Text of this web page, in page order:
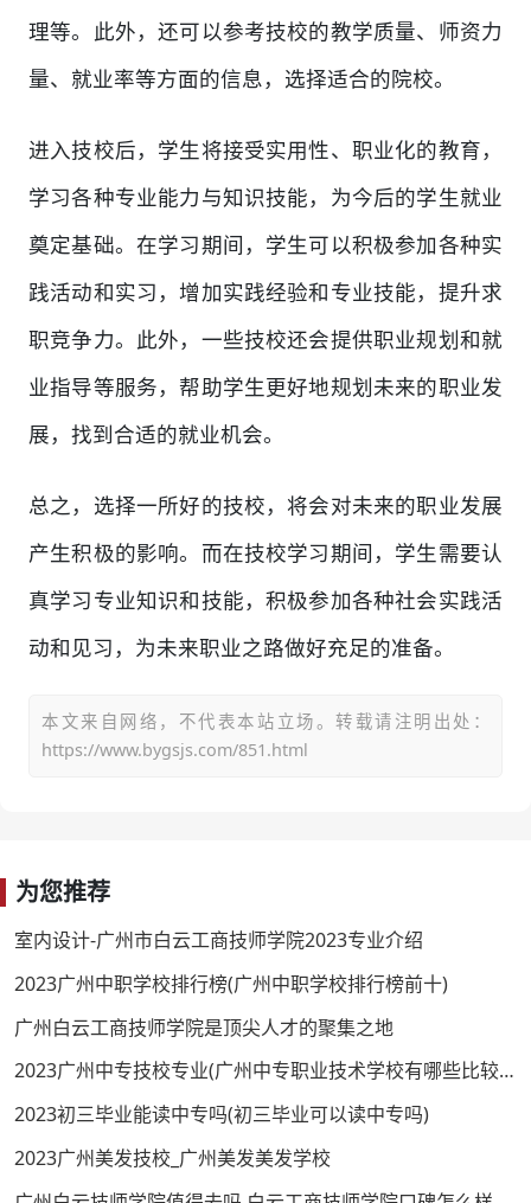
理等。此外，还可以参考技校的教学质量、师资力
量、就业率等方面的信息，选择适合的院校。
进入技校后，学生将接受实用性、职业化的教育，
学习各种专业能力与知识技能，为今后的学生就业
奠定基础。在学习期间，学生可以积极参加各种实
践活动和实习，增加实践经验和专业技能，提升求
职竞争力。此外，一些技校还会提供职业规划和就
业指导等服务，帮助学生更好地规划未来的职业发
展，找到合适的就业机会。
总之，选择一所好的技校，将会对未来的职业发展
产生积极的影响。而在技校学习期间，学生需要认
真学习专业知识和技能，积极参加各种社会实践活
动和见习，为未来职业之路做好充足的准备。
本文来自网络，不代表本站立场。转载请注明出处：
https://www.bygsjs.com/851.html
为您推荐
室内设计-广州市白云工商技师学院2023专业介绍
2023广州中职学校排行榜(广州中职学校排行榜前十)
广州白云工商技师学院是顶尖人才的聚集之地
2023广州中专技校专业(广州中专职业技术学校有哪些比较好的)
2023初三毕业能读中专吗(初三毕业可以读中专吗)
2023广州美发技校_广州美发美发学校